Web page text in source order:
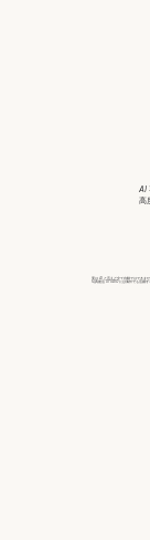
AI
高
実は AI と言えど全て自動ではできま
写真復活 STUDIO には海外でも活躍